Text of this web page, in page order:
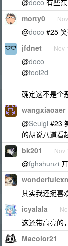
@doco 有些
morty0
@doco #25
jfdnet Nov
@doco
@tool2d
确定这不是个
wangxiaoaer
@Seulgi #23
的胡说八道看
bk201 Nov
@fghshunzi
其实我还挺
icyalala
这还带高亮的
Macolor21